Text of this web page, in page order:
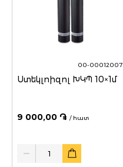
00-00012007
Ստեկլոիզոլ ԽԿՊ 10×1մ
9 000,00 ֏ / հատ
Quantity